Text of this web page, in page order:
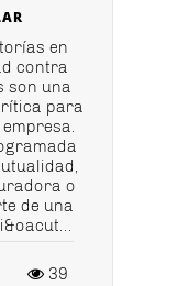
en
contra
son una
para
o
de una
39